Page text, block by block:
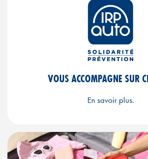
VOUS ACCOMPAGNE SUR
En savoir plus.